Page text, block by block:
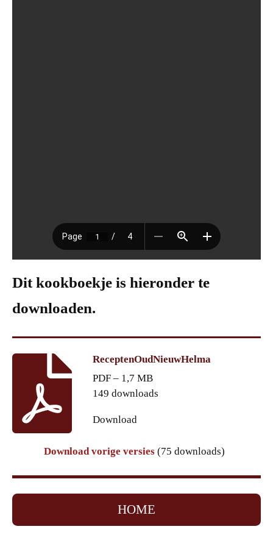
Dit kookboekje is hieronder te
downloaden.
ReceptenOudNieuwHelma
PDF – 1,7 MB
149 downloads
Download
Download vorige versies (75 downloads)
HOME